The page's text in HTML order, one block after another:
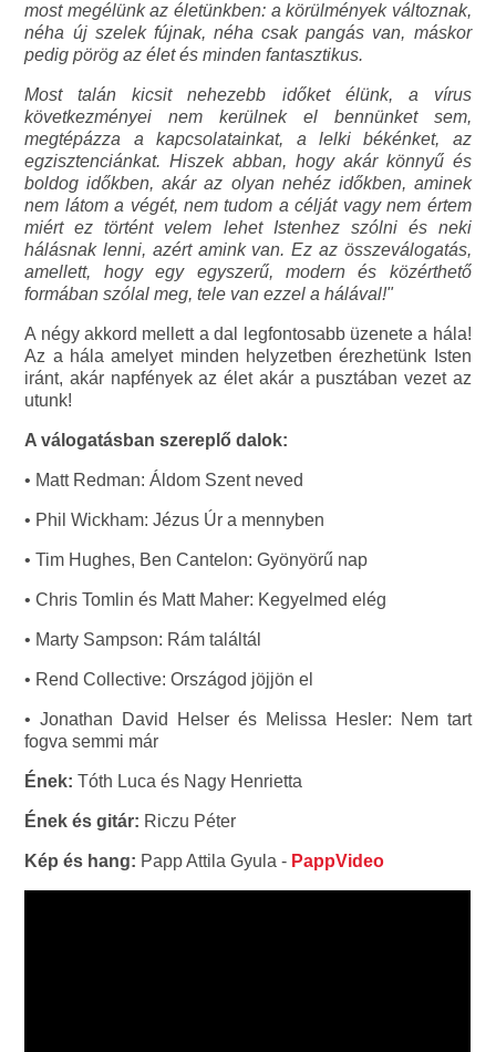
most megélünk az életünkben: a körülmények változnak,
néha új szelek fújnak, néha csak pangás van, máskor
pedig pörög az élet és minden fantasztikus.
Most talán kicsit nehezebb időket élünk, a vírus
következményei nem kerülnek el bennünket sem,
megtépázza a kapcsolatainkat, a lelki békénket, az
egzisztenciánkat. Hiszek abban, hogy akár könnyű és
boldog időkben, akár az olyan nehéz időkben, aminek
nem látom a végét, nem tudom a célját vagy nem értem
miért ez történt velem lehet Istenhez szólni és neki
hálásnak lenni, azért amink van. Ez az összeválogatás,
amellett, hogy egy egyszerű, modern és közérthető
formában szólal meg, tele van ezzel a hálával!"
A négy akkord mellett a dal legfontosabb üzenete a hála!
Az a hála amelyet minden helyzetben érezhetünk Isten
iránt, akár napfények az élet akár a pusztában vezet az
utunk!
A válogatásban szereplő dalok:
• Matt Redman: Áldom Szent neved
• Phil Wickham: Jézus Úr a mennyben
• Tim Hughes, Ben Cantelon: Gyönyörű nap
• Chris Tomlin és Matt Maher: Kegyelmed elég
• Marty Sampson: Rám találtál
• Rend Collective: Országod jöjjön el
• Jonathan David Helser és Melissa Hesler: Nem tart
fogva semmi már
Ének: Tóth Luca és Nagy Henrietta
Ének és gitár: Riczu Péter
Kép és hang: Papp Attila Gyula - PappVideo